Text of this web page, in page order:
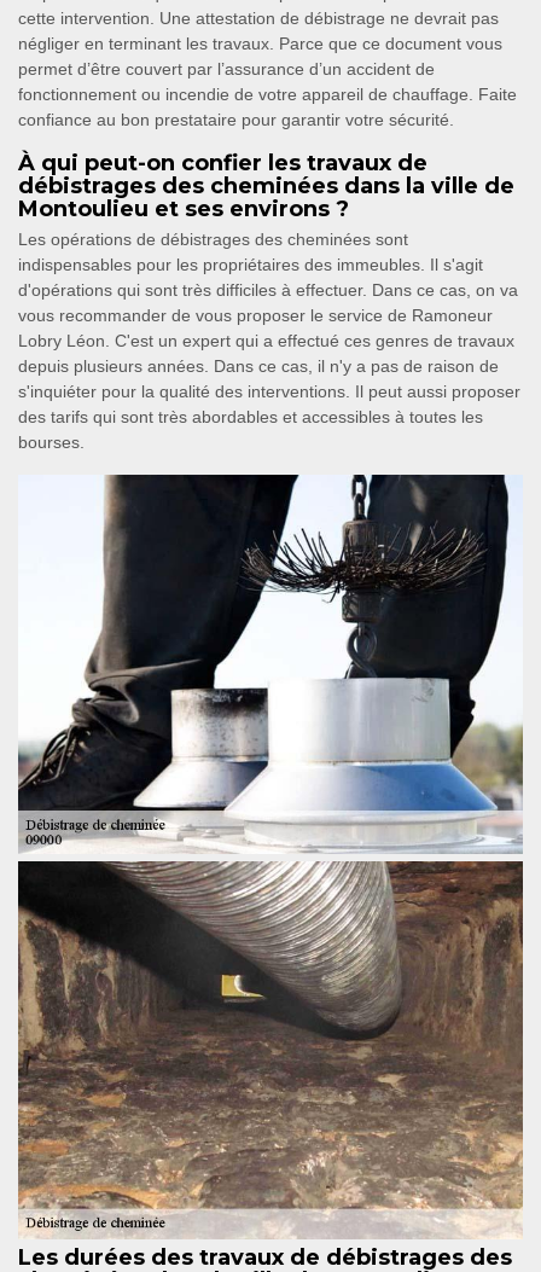
cette intervention. Une attestation de débistrage ne devrait pas
négliger en terminant les travaux. Parce que ce document vous
permet d’être couvert par l’assurance d’un accident de
fonctionnement ou incendie de votre appareil de chauffage. Faite
confiance au bon prestataire pour garantir votre sécurité.
À qui peut-on confier les travaux de
débistrages des cheminées dans la ville de
Montoulieu et ses environs ?
Les opérations de débistrages des cheminées sont
indispensables pour les propriétaires des immeubles. Il s'agit
d'opérations qui sont très difficiles à effectuer. Dans ce cas, on va
vous recommander de vous proposer le service de Ramoneur
Lobry Léon. C'est un expert qui a effectué ces genres de travaux
depuis plusieurs années. Dans ce cas, il n'y a pas de raison de
s'inquiéter pour la qualité des interventions. Il peut aussi proposer
des tarifs qui sont très abordables et accessibles à toutes les
bourses.
Les durées des travaux de débistrages des